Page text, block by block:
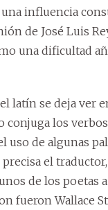
influencia
de José Luis
una dificultad
latín se deja ver
conjuga los
uso de algunas
el
de los poetas
fueron Wallace